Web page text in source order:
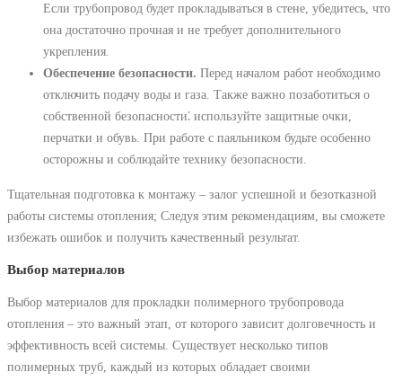
Если трубопровод будет прокладываться в стене, убедитесь, что
она достаточно прочная и не требует дополнительного
укрепления.
Обеспечение безопасности. Перед началом работ необходимо
отключить подачу воды и газа. Также важно позаботиться о
собственной безопасности⁚ используйте защитные очки,
перчатки и обувь. При работе с паяльником будьте особенно
осторожны и соблюдайте технику безопасности.
Тщательная подготовка к монтажу – залог успешной и безотказной
работы системы отопления; Следуя этим рекомендациям, вы сможете
избежать ошибок и получить качественный результат.
Выбор материалов
Выбор материалов для прокладки полимерного трубопровода
отопления – это важный этап, от которого зависит долговечность и
эффективность всей системы. Существует несколько типов
полимерных труб, каждый из которых обладает своими